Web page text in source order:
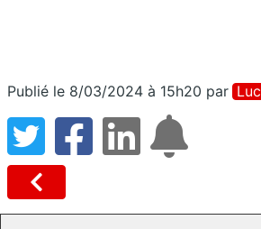
Publié le 8/03/2024 à 15h20 par